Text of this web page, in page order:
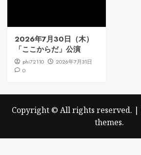
2026年7月30日（木）
「ここからだ」公演
phi72110
2026年7月31日
0
Copyright © All rights reserved. |
themes.